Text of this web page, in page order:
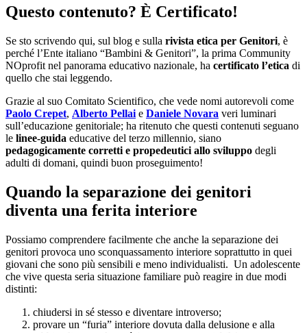
Questo contenuto? È Certificato!
Se sto scrivendo qui, sul blog e sulla rivista etica per Genitori, è
perché l’Ente italiano “Bambini & Genitori”, la prima Community
NOprofit nel panorama educativo nazionale, ha certificato l’etica di
quello che stai leggendo.
Grazie al suo Comitato Scientifico, che vede nomi autorevoli come
Paolo Crepet, Alberto Pellai e Daniele Novara veri luminari
sull’educazione genitoriale; ha ritenuto che questi contenuti seguano
le linee-guida educative del terzo millennio, siano
pedagogicamente corretti e propedeutici allo sviluppo degli
adulti di domani, quindi buon proseguimento!
Quando la separazione dei genitori
diventa una ferita interiore
Possiamo comprendere facilmente che anche la separazione dei
genitori provoca uno sconquassamento interiore soprattutto in quei
giovani che sono più sensibili e meno individualisti. Un adolescente
che vive questa seria situazione familiare può reagire in due modi
distinti:
chiudersi in sé stesso e diventare introverso;
provare un “furia” interiore dovuta dalla delusione e alla